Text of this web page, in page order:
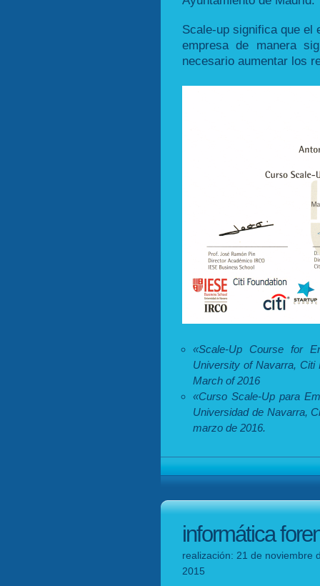
Scale-up significa que el
empresa de manera
necesario aumentar los
«Scale-Up Course for
University of Navarra, Citi
March of 2016
«Curso Scale-Up para
Universidad de Navarra,
marzo de 2016.
informática
realización: 21 de noviembre
2015